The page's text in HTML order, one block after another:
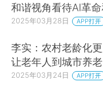
和谐视角看待AI革
2025年03月28日 APP打开
李实：农村老龄化
让老年人到城市养老
2025年03月24日 APP打开